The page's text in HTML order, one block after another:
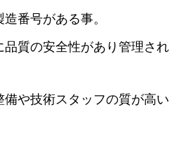
番号がある事。
質の安全性があり管理され
や技術スタッフの質が高い